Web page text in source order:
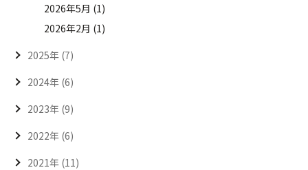
2026年5月 (1)
2026年2月 (1)
2025年 (7)
2024年 (6)
2023年 (9)
2022年 (6)
2021年 (11)